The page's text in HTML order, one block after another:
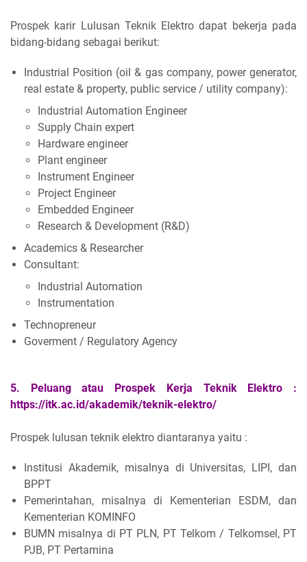
Prospek karir Lulusan Teknik Elektro dapat bekerja pada
bidang-bidang sebagai berikut:
Industrial Position (oil & gas company, power generator,
real estate & property, public service / utility company):
Industrial Automation Engineer
Supply Chain expert
Hardware engineer
Plant engineer
Instrument Engineer
Project Engineer
Embedded Engineer
Research & Development (R&D)
Academics & Researcher
Consultant:
Industrial Automation
Instrumentation
Technopreneur
Goverment / Regulatory Agency
5. Peluang atau Prospek Kerja Teknik Elektro :
https://itk.ac.id/akademik/teknik-elektro/
Prospek lulusan teknik elektro diantaranya yaitu :
Institusi Akademik, misalnya di Universitas, LIPI, dan
BPPT
Pemerintahan, misalnya di Kementerian ESDM, dan
Kementerian KOMINFO
BUMN misalnya di PT PLN, PT Telkom / Telkomsel, PT
PJB, PT Pertamina